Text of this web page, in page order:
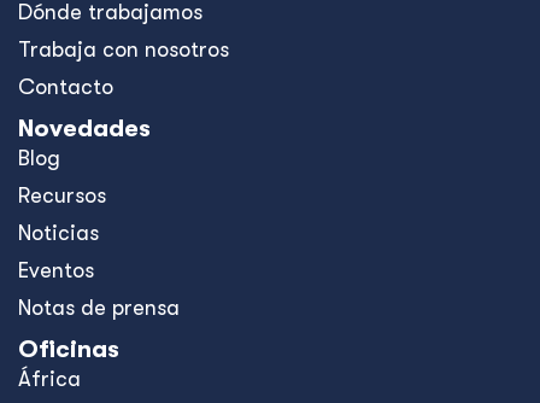
Dónde trabajamos
Trabaja con nosotros
Contacto
Novedades
Blog
Recursos
Noticias
Eventos
Notas de prensa
Oficinas
África